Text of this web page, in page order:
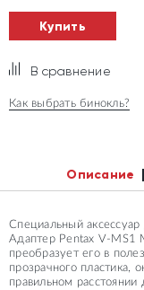
Купить
В сравнение
Как выбрать бинокль?
Описание
Специальный
Адаптер Pentax V-MS1
преобразует его в
прозрачного пластика,
правильном